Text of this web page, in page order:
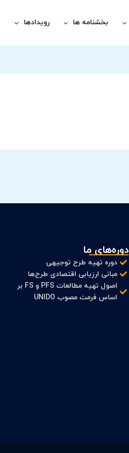
بخشنامه ها رویدادها
دوره‌های ما
دوره تهیه طرح توجیهی
مبانی ارزیابی اقتصادی طرح‌ها
اصول تهیه مطالعات PFS و FS بر
اساس فرمت مصوب UNIDO